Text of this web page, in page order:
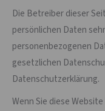
Die Betreiber dieser
persönlichen Daten
personenbezogenen
gesetzlichen
Datenschutzerklärung.
Wenn Sie diese